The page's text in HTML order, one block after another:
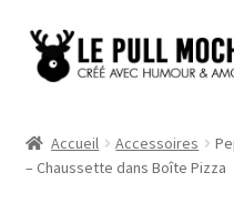
Aller
Aller
au
Pull Noël Femme
Accueil Accessoires
– Chaussette dans Boîte Pizza